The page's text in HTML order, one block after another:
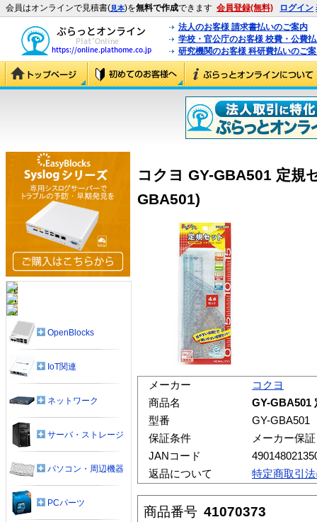
会員はオンラインで見積書(見本)を無料で作成できます 会員登録(無料) ログイン
法人のお客様 請求書払いのご案内
学校・官公庁のお客様 校費・公費
研究機関のお客様 科研費払いのご
コクヨ GY-GBA501 定規
GBA501)
メーカー
コクヨ
商品名
GY-GBA501
型番
GY-GBA501
保証条件
メーカー保証
JANコード
返品について
特定商取引
商品番号 41070373
OpenBlocks
IoT関連
ネットワーク
サーバ・ストレージ
パソコン・周辺機器
PCパーツ